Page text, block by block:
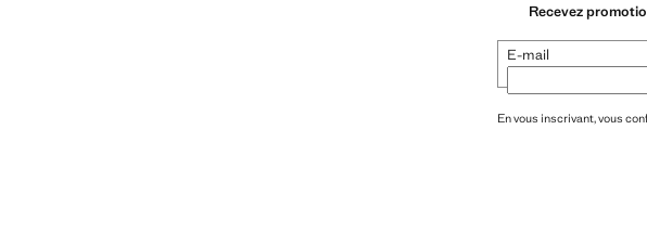
Recevez
E-mail
En vous inscrivant, vous